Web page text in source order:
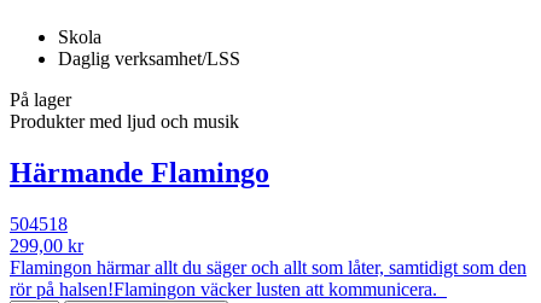
Skola
Daglig verksamhet/LSS
På lager
Produkter med ljud och musik
Härmande Flamingo
504518
299,00 kr
Flamingon härmar allt du säger och allt som låter, samtidigt som den
rör på halsen!Flamingon väcker lusten att kommunicera.